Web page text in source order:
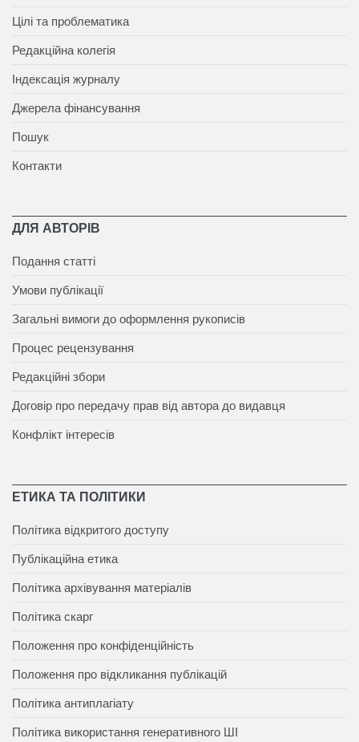
Цілі та проблематика
Редакційна колегія
Індексація журналу
Джерела фінансування
Пошук
Контакти
ДЛЯ АВТОРІВ
Подання статті
Умови публікації
Загальні вимоги до оформлення рукописів
Процес рецензування
Редакційні збори
Договір про передачу прав від автора до видавця
Конфлікт інтересів
ЕТИКА ТА ПОЛІТИКИ
Політика відкритого доступу
Публікаційна етика
Політика архівування матеріалів
Політика скарг
Положення про конфіденційність
Положення про відкликання публікацій
Політика антиплагіату
Політика використання генеративного ШІ